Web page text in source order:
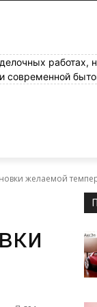
современной
желаемой